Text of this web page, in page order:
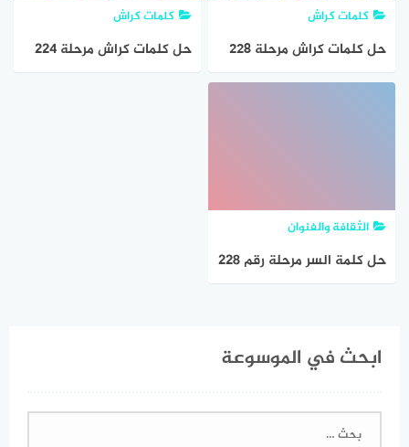
كلمات كراش
حل كلمات كراش مرحلة ٢٢٨
٢٢٩ ٢٣٠ ٢٣١ ٢٣٢
كلمات كراش
حل كلمات كراش مرحلة 224
الثقافة والفنوان
حل كلمة السر مرحلة رقم 228
ابحث في الموسوعة
البحث